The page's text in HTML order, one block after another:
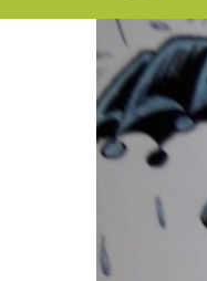
Inklappen